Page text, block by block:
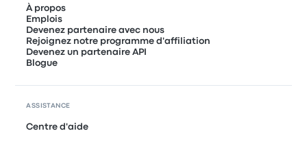
À propos
Emplois
Devenez partenaire avec nous
Rejoignez notre programme d'affiliation
Devenez un partenaire API
Blogue
ASSISTANCE
Centre d'aide